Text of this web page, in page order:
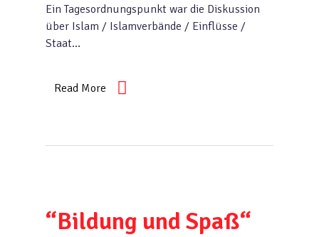
Ein Tagesordnungspunkt war die Diskussion
über Islam / Islamverbände / Einflüsse /
Staat…
Read More
“Bildung und Spaß“